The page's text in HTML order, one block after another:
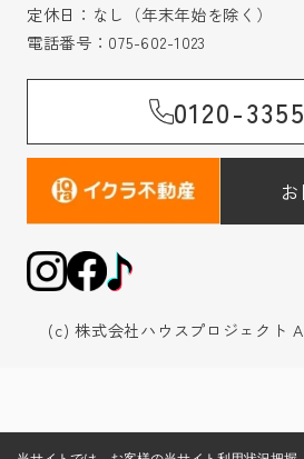
定休日：なし（年末年始を除く）
電話番号： 075-602-1023
0120-
(c) 株式会社ハウスプロジェクト